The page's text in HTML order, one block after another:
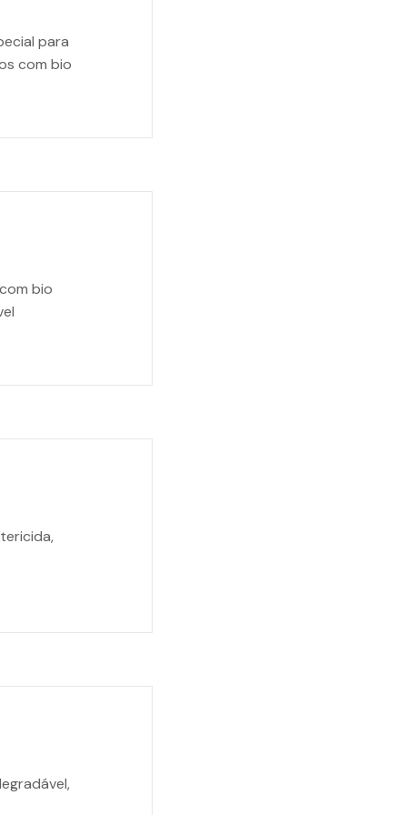
para
com bio
bio